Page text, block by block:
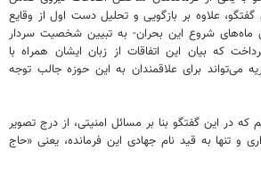
علاوه بر بازگویی و تحلیل دست اول از وقایع
ماه‌های شروع این بحران- به تبیین شخصیت سردار
که بیان این اتفاقات از زبان ایشان همراه با
می‌تواند برای علاقمندان به این حوزه جالب توجه
که در این گفتگو بنا بر مسائل امنیتی، از درج تصویر
و تنها به قید نام جهادی این فرمانده، یعنی «حاج